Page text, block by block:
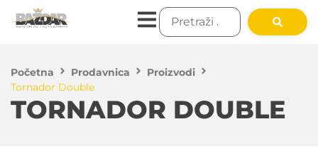
Početna Prodavnica
Proizvodi
Tornador Double
TORNADOR DOUBLE